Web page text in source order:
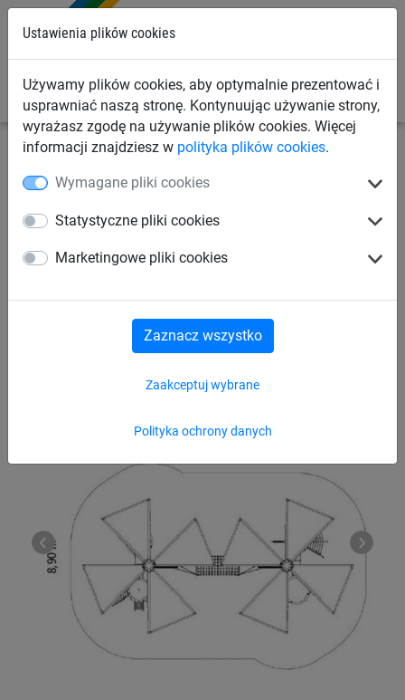
Ustawienia plików cookies
Używamy plików cookies, aby optymalnie prezentować i
usprawniać naszą stronę. Kontynuując używanie strony,
wyrażasz zgodę na używanie plików cookies. Więcej
informacji znajdziesz w polityka plików cookies.
Wymagane pliki cookies
Statystyczne pliki cookies
Marketingowe pliki cookies
Polityka ochrony danych
Zaakceptuj wybrane
Zaznacz wszystko
linowe dla dzieci od 6 lat
Palmy wspinaczkowe